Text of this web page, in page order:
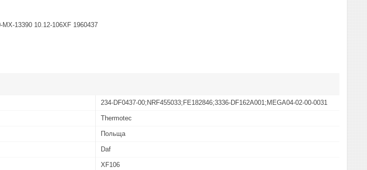
13390 10.12-106XF 1960437
234-DF0437-00;NRF455033;FE182846;3336-DF162A001;MEGA04-02-00-0031
Thermotec
Польща
Daf
XF106